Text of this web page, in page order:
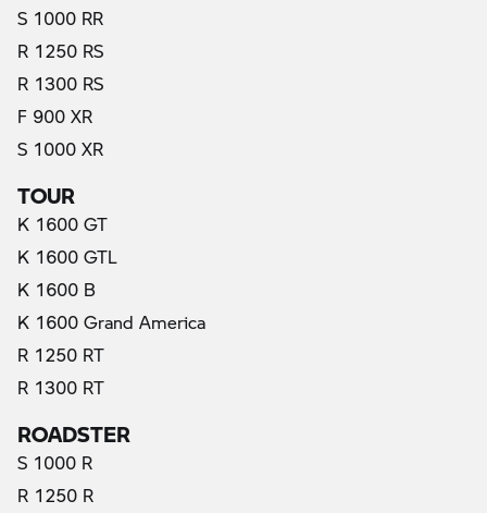
S 1000 RR
R 1250 RS
R 1300 RS
F 900 XR
S 1000 XR
TOUR
K 1600 GT
K 1600 GTL
K 1600 B
K 1600 Grand America
R 1250 RT
R 1300 RT
ROADSTER
S 1000 R
R 1250 R